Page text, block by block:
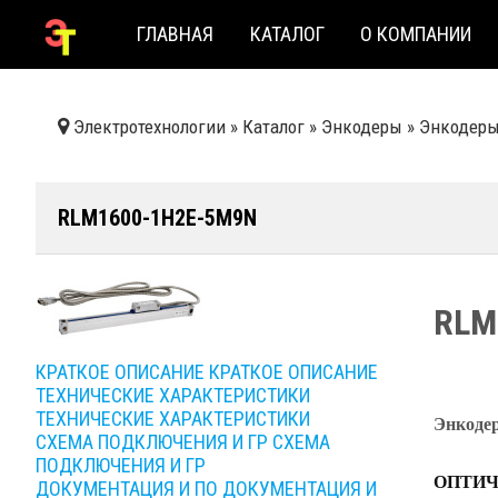
ГЛАВНАЯ КАТАЛОГ О КОМПАНИИ
Электротехнологии » Каталог » Энкодеры »
RLM1600-1H2E-5M9N
КРАТКОЕ ОПИСАНИЕ КРАТКОЕ ОПИСАНИЕ
ТЕХНИЧЕСКИЕ ХАРАКТЕРИСТИКИ
ТЕХНИЧЕСКИЕ ХАРАКТЕРИСТИКИ
СХЕМА ПОДКЛЮЧЕНИЯ И ГР СХЕМА
ПОДКЛЮЧЕНИЯ И ГР
ДОКУМЕНТАЦИЯ И ПО ДОКУМЕНТАЦИЯ И